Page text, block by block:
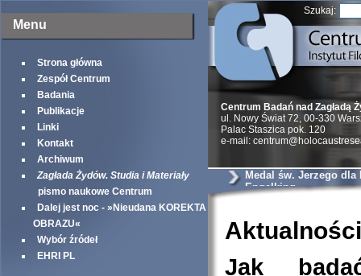
Menu
Strona główna
Zespół Centrum
Badania
Publikacje
Linki
Kontakt
Archiwum
Zagłada Żydów. Studia i Materiały
pismo naukowe Centrum
Dalej jest noc - »Nieudana KOREKTA
OBRAZU«
Wybór źródeł
EHRI PL
Szukaj:
Centrum Badań nad Zagładą
ul. Nowy Świat 72, 00-330
Palac Staszica pok. 120
e-mail:
Medal św. Jerzego dla
Engelking
Aktualności
Jak